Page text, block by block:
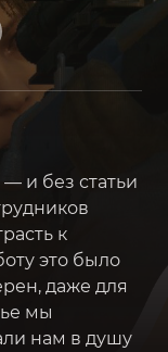
— и без статьи
к
это было
даже для
мы
нам в душу